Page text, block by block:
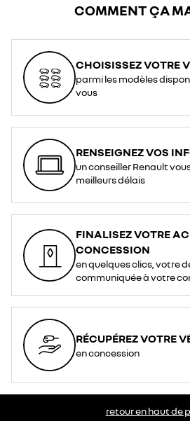
COMMENT ÇA
CHOISISSEZ VOTRE
parmi les modèles
vous
RENSEIGNEZ VOS
un conseiller Renault
meilleurs délais
FINALISEZ VOTRE
CONCESSION
en quelques clics, votre
communiquée à votre
RÉCUPÉREZ VOTRE
en concession
retour en haut de